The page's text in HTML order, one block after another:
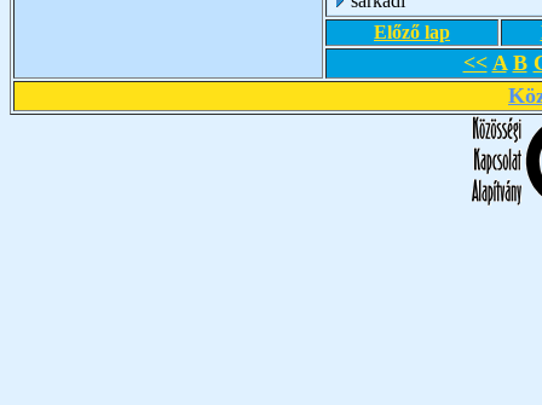
Előző lap
<< A B